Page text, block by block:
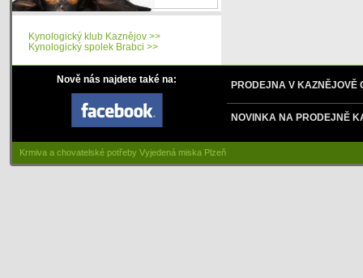
Kynologický klub Kaznějov >>
Kynologický spolek Brabci >>
Nově nás najdete také na: PRODEJNA V KAZNĚJOVĚ
NOVINKA NA PRODEJNĚ
Krmiva a chovatelské potřeby Vyjedená miska Plzeň